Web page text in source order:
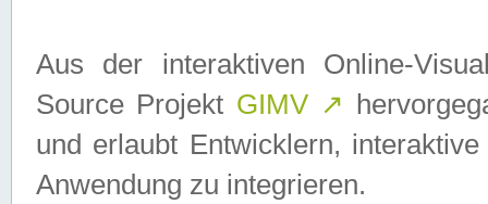
Aus der interaktiven Online-
Source Projekt GIMV ↗
und erlaubt Entwicklern,
Anwendung zu integrieren.